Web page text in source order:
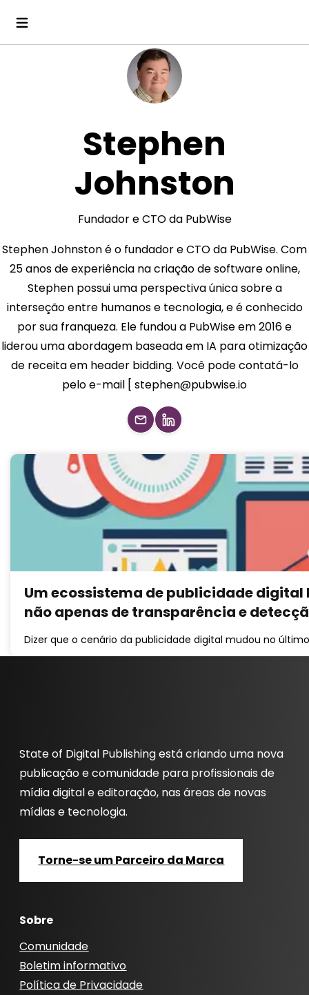
Stephen
Johnston
Fundador e CTO da PubWise
Stephen Johnston é o fundador e CTO da PubWise. Com
25 anos de experiência na criação de software online,
Stephen possui uma perspectiva única sobre a
interseção entre humanos e tecnologia, e é conhecido
por sua franqueza. Ele fundou a PubWise em 2016 e
liderou uma abordagem baseada em IA para otimização
de receita em header bidding. Você pode contatá-lo
pelo e-mail [ stephen@pubwise.io
Um ecossistema de publicidade
não apenas de transparência e
Dizer que o cenário da publicidade digital mudou no
State of Digital Publishing está criando uma nova
publicação e comunidade para profissionais de
mídia digital e editoração, nas áreas de novas
mídias e tecnologia.
Torne-se um Parceiro da Marca
Sobre
Comunidade
Boletim informativo
Política de Privacidade